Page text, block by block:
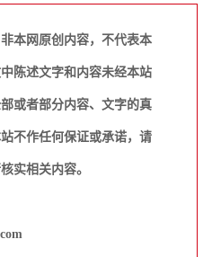
本网原创内容，不代表本
陈述文字和内容未经本站
或者部分内容、文字的真
不作任何保证或承诺，请
实相关内容。